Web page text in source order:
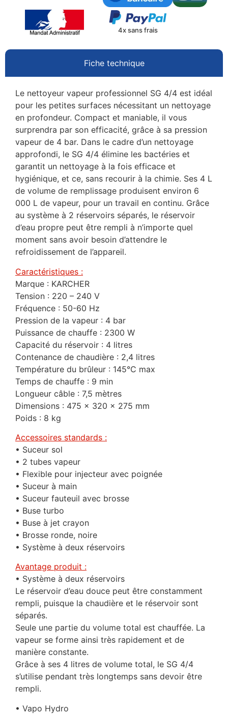
4x sans frais
Fiche technique
Le nettoyeur vapeur professionnel SG 4/4 est idéal
pour les petites surfaces nécessitant un nettoyage
en profondeur. Compact et maniable, il vous
surprendra par son efficacité, grâce à sa pression
vapeur de 4 bar. Dans le cadre d’un nettoyage
approfondi, le SG 4/4 élimine les bactéries et
garantit un nettoyage à la fois efficace et
hygiénique, et ce, sans recourir à la chimie. Ses 4 L
de volume de remplissage produisent environ 6
000 L de vapeur, pour un travail en continu. Grâce
au système à 2 réservoirs séparés, le réservoir
d’eau propre peut être rempli à n’importe quel
moment sans avoir besoin d’attendre le
refroidissement de l’appareil.
Caractéristiques :
Marque : KARCHER
Tension : 220 – 240 V
Fréquence : 50-60 Hz
Pression de la vapeur : 4 bar
Puissance de chauffe : 2300 W
Capacité du réservoir : 4 litres
Contenance de chaudière : 2,4 litres
Température du brûleur : 145°C max
Temps de chauffe : 9 min
Longueur câble : 7,5 mètres
Dimensions : 475 x 320 x 275 mm
Poids : 8 kg
Accessoires standards :
• Suceur sol
• 2 tubes vapeur
• Flexible pour injecteur avec poignée
• Suceur à main
• Suceur fauteuil avec brosse
• Buse turbo
• Buse à jet crayon
• Brosse ronde, noire
• Système à deux réservoirs
Avantage produit :
• Système à deux réservoirs
Le réservoir d’eau douce peut être constamment
rempli, puisque la chaudière et le réservoir sont
séparés.
Seule une partie du volume total est chauffée. La
vapeur se forme ainsi très rapidement et de
manière constante.
Grâce à ses 4 litres de volume total, le SG 4/4
s’utilise pendant très longtemps sans devoir être
rempli.
• Vapo Hydro